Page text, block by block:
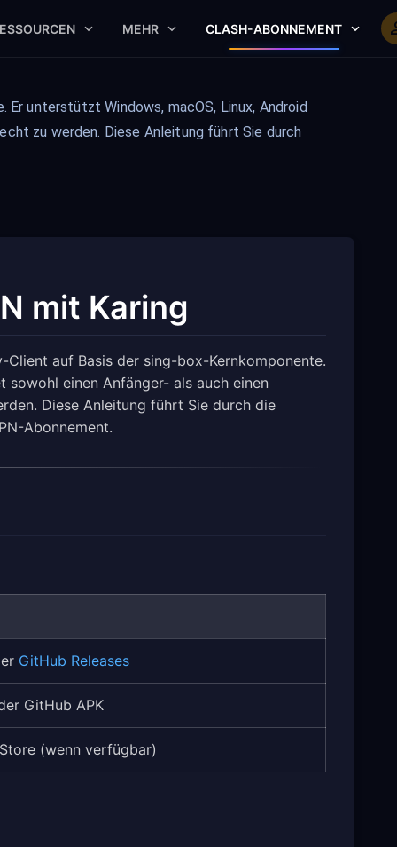
MEHR CLASH-ABONNEMENT
unterstützt Windows, macOS, Linux, Android
zu werden. Diese Anleitung führt Sie durch
mit Karing
auf Basis der sing-box-Kernkomponente.
einen Anfänger- als auch einen
Diese Anleitung führt Sie durch die
Abonnement.
GitHub Releases
GitHub APK
(wenn verfügbar)